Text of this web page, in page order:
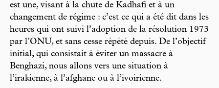
est une, visant à la chute de Kadhafi et à un
changement de régime : c’est ce qui a été dit dans les
heures qui ont suivi l’adoption de la résolution 1973
par l’ONU, et sans cesse répété depuis. De l’objectif
initial, qui consistait à éviter un massacre à
Benghazi, nous allons vers une situation à
l’irakienne, à l’afghane ou à l’ivoirienne.